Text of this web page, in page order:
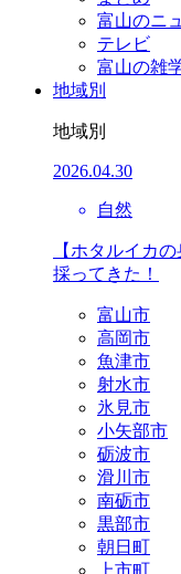
富山のニ
テレビ
富山の雑
地域別
地域別
2026.04.30
自然
【ホタルイカ
採ってきた！
富山市
高岡市
魚津市
射水市
氷見市
小矢部市
砺波市
滑川市
南砺市
黒部市
朝日町
上市町